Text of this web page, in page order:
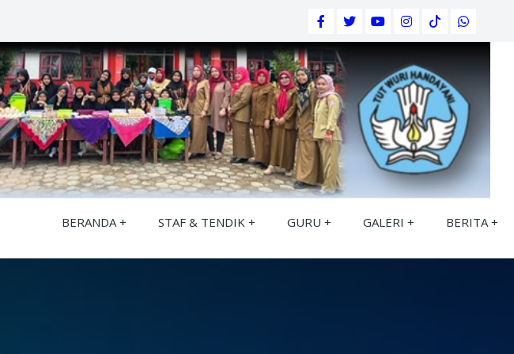
BERANDA STAF & TENDIK GURU GALERI BERITA